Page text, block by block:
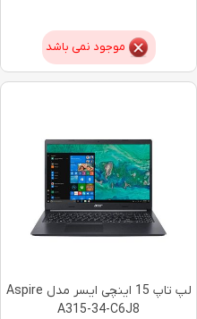
موجود نمی باشد
لپ تاپ 15 اینچی ایسر مدل Aspire
A315-34-C6J8